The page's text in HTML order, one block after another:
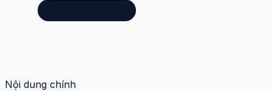
Nội dung chính